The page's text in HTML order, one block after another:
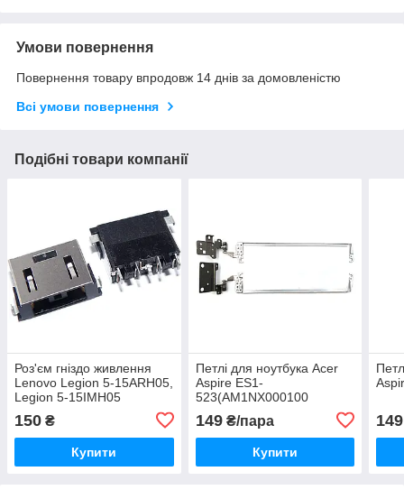
Умови повернення
Повернення товару впродовж 14 днів за домовленістю
Всі умови повернення
Подібні товари компанії
Роз'єм гніздо живлення
Lenovo Legion 5-15ARH05,
Legion 5-15IMH05
150 ₴
Купити
Петлі для ноутбука Acer
Aspire ES1-
523(AM1NX000100
(ліва+права)
149₴/пара
Купити
149